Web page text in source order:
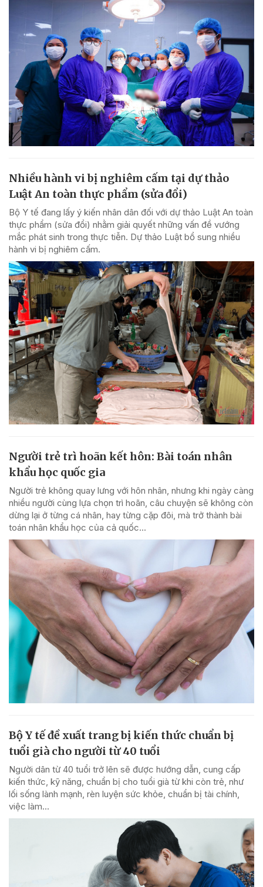
Nhiều hành vi bị nghiêm cấm tại dự thảo
Luật An toàn thực phẩm (sửa đổi)
Bộ Y tế đang lấy ý kiến nhân dân đối với dự thảo Luật An toàn
thực phẩm (sửa đổi) nhằm giải quyết những vấn đề vướng
mắc phát sinh trong thực tiễn. Dự thảo Luật bổ sung nhiều
hành vi bị nghiêm cấm.
Người trẻ trì hoãn kết hôn: Bài toán nhân
khẩu học quốc gia
Người trẻ không quay lưng với hôn nhân, nhưng khi ngày càng
nhiều người cùng lựa chọn trì hoãn, câu chuyện sẽ không còn
dừng lại ở từng cá nhân, hay từng cặp đôi, mà trở thành bài
toán nhân khẩu học của cả quốc...
Bộ Y tế đề xuất trang bị kiến thức chuẩn bị
tuổi già cho người từ 40 tuổi
Người dân từ 40 tuổi trở lên sẽ được hướng dẫn, cung cấp
kiến thức, kỹ năng, chuẩn bị cho tuổi già từ khi còn trẻ, như
lối sống lành mạnh, rèn luyện sức khỏe, chuẩn bị tài chính,
việc làm...